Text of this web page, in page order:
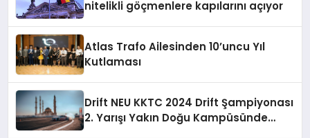
nitelikli göçmenlere kapılarını açıyor
Atlas Trafo Ailesinden 10’uncu Yıl
Kutlaması
Drift NEU KKTC 2024 Drift Şampiyonası
2. Yarışı Yakın Doğu Kampüsünde